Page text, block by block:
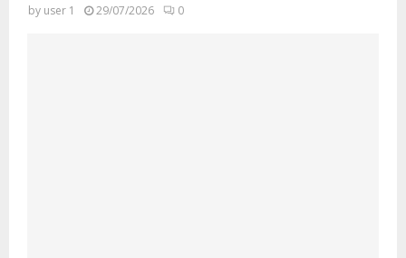
by user 1 29/07/2026 0